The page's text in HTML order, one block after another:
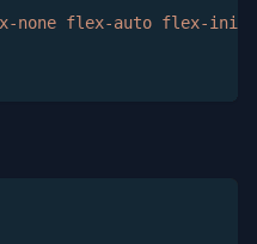
none flex-auto flex-